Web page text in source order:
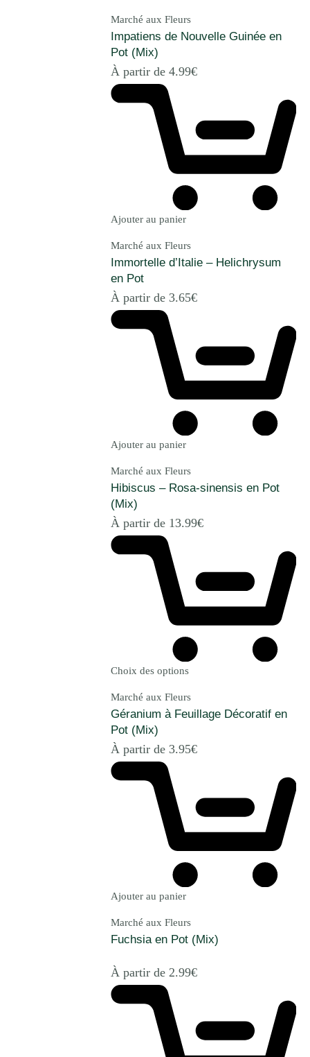
Marché aux Fleurs
Impatiens de Nouvelle Guinée en
Pot (Mix)
À partir de 4.99€
Ajouter au panier
Marché aux Fleurs
Immortelle d’Italie – Helichrysum
en Pot
À partir de 3.65€
Ajouter au panier
Marché aux Fleurs
Hibiscus – Rosa-sinensis en Pot
(Mix)
À partir de 13.99€
Choix des options
Marché aux Fleurs
Géranium à Feuillage Décoratif en
Pot (Mix)
À partir de 3.95€
Ajouter au panier
Marché aux Fleurs
Fuchsia en Pot (Mix)
À partir de 2.99€